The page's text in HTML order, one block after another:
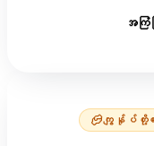
အကြံ
ကျွန်ုပ်တို့